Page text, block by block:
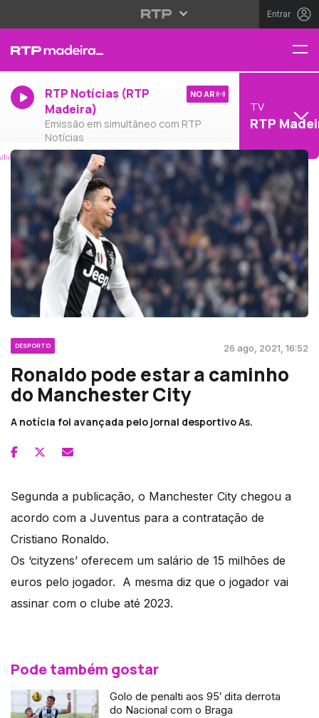
Entrar
RTP Notícias (RTP
Madeira)
Emissão em simultâneo com RTP
Notícias
NO AR
TV
RTP
DESPORTO 26 ago, 2021, 16:52
Ronaldo pode estar a caminho
do Manchester City
A notícia foi avançada pelo jornal desportivo As.
Segunda a publicação, o Manchester City chegou a
acordo com a Juventus para a contratação de
Cristiano Ronaldo.
Os ‘cityzens’ oferecem um salário de 15 milhões de
euros pelo jogador. A mesma diz que o jogador vai
assinar com o clube até 2023.
Pode também gostar
Golo de penalti aos 95′ dita derrota
do Nacional com o Braga